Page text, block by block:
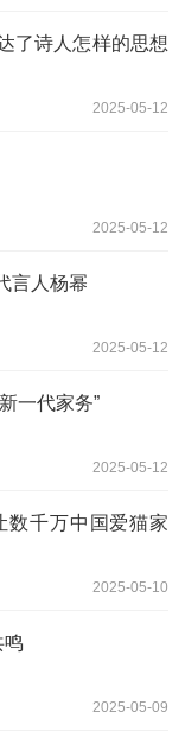
了诗人怎样的思想
2025-05-12
2025-05-12
言人杨幂
2025-05-12
一代家务”
2025-05-12
数千万中国爱猫家
2025-05-10
鸣
2025-05-09